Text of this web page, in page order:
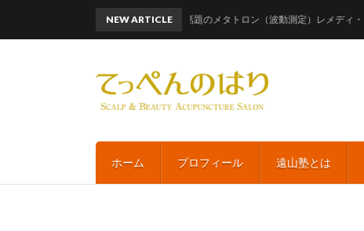
ホーム プロフィール 遠山塾とは
NEW ARTICLE
話題のメタトロン（波動測定）レメディ・リスト付